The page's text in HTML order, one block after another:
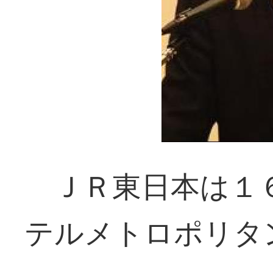
ＪＲ東日本は１
テルメトロポリ